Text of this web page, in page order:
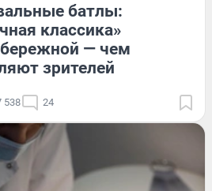
батлы:
классика»
— чем
зрителей
538 24